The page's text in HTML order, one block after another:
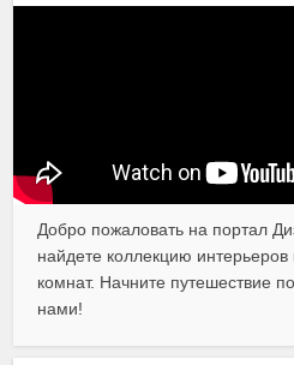
Добро пожаловать на портал
найдете коллекцию интерьеров
комнат. Начните путешествие
нами!